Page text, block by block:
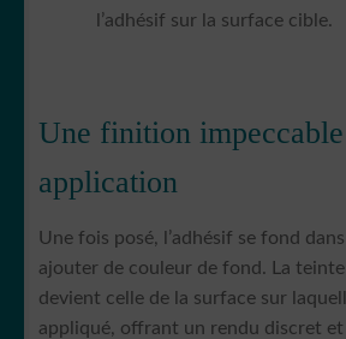
l’adhésif sur la surface cible.
Une finition impeccable
application
Une fois posé, l’adhésif se fond
ajouter de couleur de fond. La
devient celle de la surface sur
appliqué, offrant un rendu discret